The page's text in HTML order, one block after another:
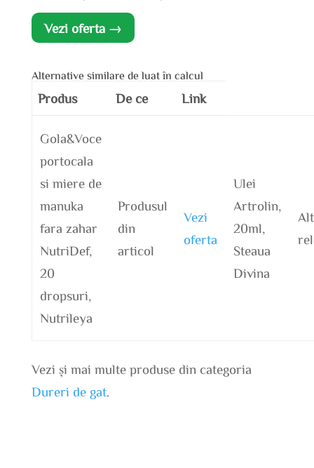
Vezi oferta →
Alternative similare de luat în calcul
Produs De ce Link
Gola&Voce
portocala
si miere de
manuka
fara zahar
NutriDef,
20
dropsuri,
Nutrileya
Produsul
din
articol
Vezi
oferta
Ulei
Artrolin,
20ml,
Steaua
Divina
Vezi și mai multe produse din categoria
Dureri de gat.